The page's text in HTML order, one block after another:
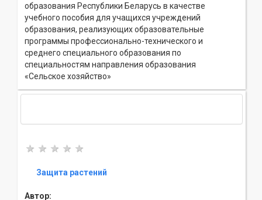
образования Республики Беларусь в качестве
учебного пособия для учащихся учреждений
образования, реализующих образовательные
программы профессионально-технического и
среднего специального образования по
специальностям направления образования
«Сельское хозяйство»
Защита растений
Автор: